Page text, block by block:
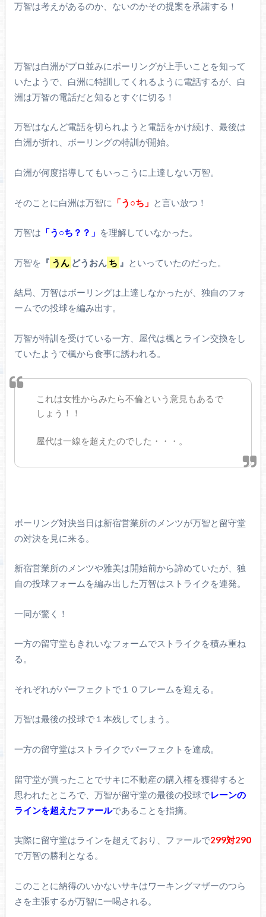
万智は考えがあるのか、ないのかその提案を承諾する！
万智は白洲がプロ並みにボーリングが上手いことを知って
いたようで、白洲に特訓してくれるように電話するが、白
洲は万智の電話だと知るとすぐに切る！
万智はなんど電話を切られようと電話をかけ続け、最後は
白洲が折れ、ボーリングの特訓が開始。
白洲が何度指導してもいっこうに上達しない万智。
そのことに白洲は万智に 「う○ち」 と言い放つ！
万智は 「う○ち？？」 を理解していなかった。
万智を 『 うん どうおん ち 』 といっていたのだった。
結局、万智はボーリングは上達しなかったが、独自のフォ
ームでの投球を編み出す。
万智が特訓を受けている一方、屋代は楓とライン交換をし
ていたようで楓から食事に誘われる。
これは女性からみたら不倫という意見もあるで
しょう！！
屋代は一線を超えたのでした・・・。
ボーリング対決当日は新宿営業所のメンツが万智と留守堂
の対決を見に来る。
新宿営業所のメンツや雅美は開始前から諦めていたが、独
自の投球フォームを編み出した万智はストライクを連発。
一同が驚く！
一方の留守堂もきれいなフォームでストライクを積み重ね
る。
それぞれがパーフェクトで１０フレームを迎える。
万智は最後の投球で１本残してしまう。
一方の留守堂はストライクでパーフェクトを達成。
留守堂が買ったことでサキに不動産の購入権を獲得すると
思われたところで、万智が留守堂の最後の投球でレーンの
ラインを超えたファールであることを指摘。
実際に留守堂はラインを超えており、ファールで299対290
で万智の勝利となる。
このことに納得のいかないサキはワーキングマザーのつら
さを主張するが万智に一喝される。